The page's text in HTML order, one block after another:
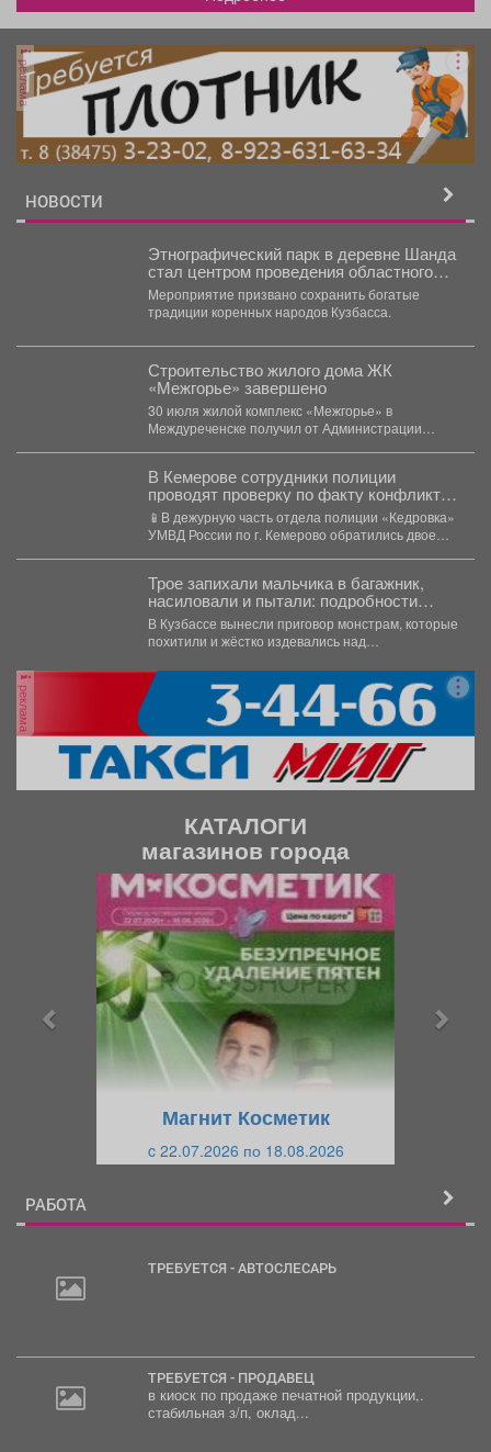
реклама
НОВОСТИ
Этнографический парк в деревне Шанда
стал центром проведения областного
телеутского национального праздника
Единства «Теле-Каан-2026»!
Мероприятие призвано сохранить богатые
традиции коренных народов Кузбасса.
Строительство жилого дома ЖК
«Межгорье» завершено
30 июля жилой комплекс «Межгорье» в
Междуреченске получил от Администрации
В Кемерове сотрудники полиции
проводят проверку по факту конфликта
между двумя местными жителями
📱В дежурную часть отдела полиции «Кедровка»
УМВД России по г. Кемерово обратились двое
Трое запихали мальчика в багажник,
насиловали и пытали: подробности
жуткой истории из Кузбасса
В Кузбассе вынесли приговор монстрам, которые
похитили и жёстко издевались над
реклама
КАТАЛОГИ
магазинов города
Магнит Косметик
c 22.07.2026 по 18.08.2026
РАБОТА
ТРЕБУЕТСЯ - АВТОСЛЕСАРЬ
ТРЕБУЕТСЯ - ПРОДАВЕЦ
в киоск по продаже печатной продукции,.
стабильная з/п, оклад...